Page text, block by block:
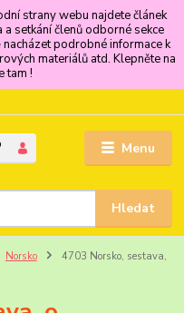
strany webu najdete článek
setkání členů odborné sekce
podrobné informace k
materiálů atd. Klepněte na
tam !
Menu
Hledat
Norsko
4703 Norsko, sestava,